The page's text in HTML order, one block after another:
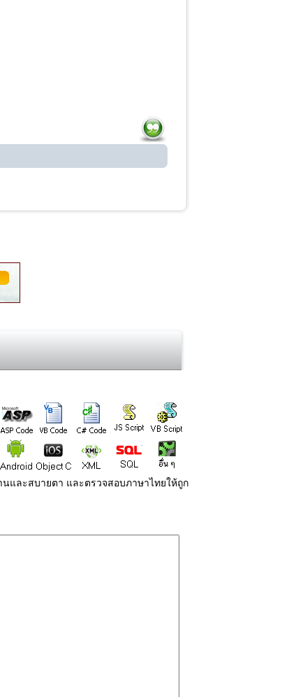
และสบายตา และตรวจสอบภาษาไทยให้ถูก